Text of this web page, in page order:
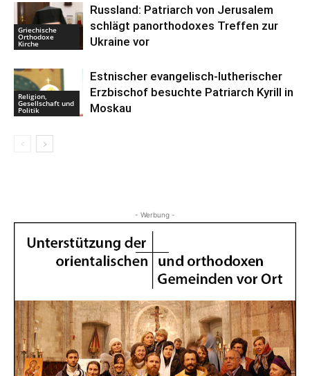
Griechische
Orthodoxe
Kirche
Russland: Patriarch von Jerusalem
schlägt panorthodoxes Treffen zur
Ukraine vor
Religion,
Gesellschaft und
Politik
Estnischer evangelisch-lutherischer
Erzbischof besuchte Patriarch Kyrill in
Moskau
- Werbung -